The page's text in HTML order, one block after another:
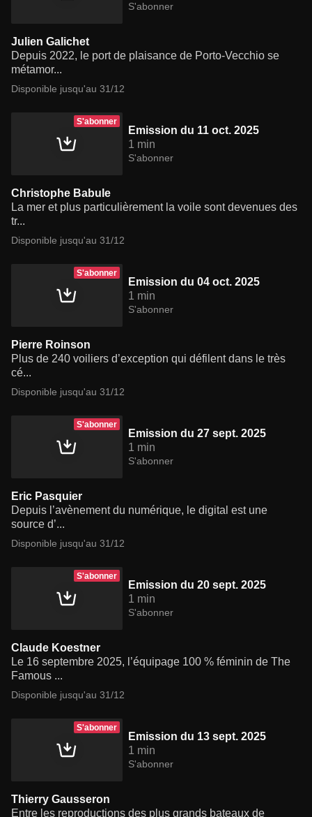
S'abonner
Julien Galichet
Depuis 2022, le port de plaisance de Porto-Vecchio se
métamor...
Disponible jusqu'au 31/12
S'abonner
Emission du 11 oct. 2025
1 min
S'abonner
Christophe Babule
La mer et plus particulièrement la voile sont devenues des
tr...
Disponible jusqu'au 31/12
S'abonner
Emission du 04 oct. 2025
1 min
S'abonner
Pierre Roinson
Plus de 240 voiliers d’exception qui défilent dans le très
cé...
Disponible jusqu'au 31/12
S'abonner
Emission du 27 sept. 2025
1 min
S'abonner
Eric Pasquier
Depuis l’avènement du numérique, le digital est une
source d’...
Disponible jusqu'au 31/12
S'abonner
Emission du 20 sept. 2025
1 min
S'abonner
Claude Koestner
Le 16 septembre 2025, l’équipage 100 % féminin de The
Famous ...
Disponible jusqu'au 31/12
S'abonner
Emission du 13 sept. 2025
1 min
S'abonner
Thierry Gausseron
Entre les reproductions des plus grands bateaux de